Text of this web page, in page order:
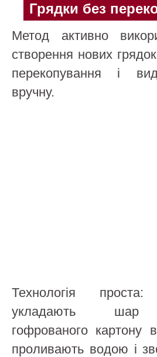
Грядки без
Метод активно
створення нових
перекопування і
вручну.
Технологія
укладають шар
гофрованого картону
проливають водою і